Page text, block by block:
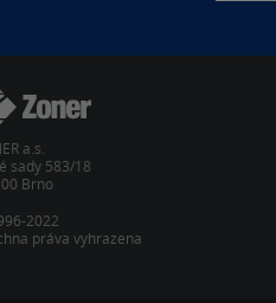
a.s.
sady 583/18
Brno
2022
práva vyhrazena